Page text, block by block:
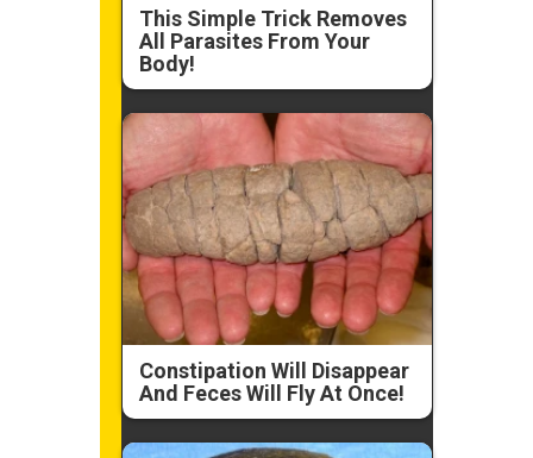
This Simple Trick Removes
All Parasites From Your
Body!
Constipation Will Disappear
And Feces Will Fly At Once!